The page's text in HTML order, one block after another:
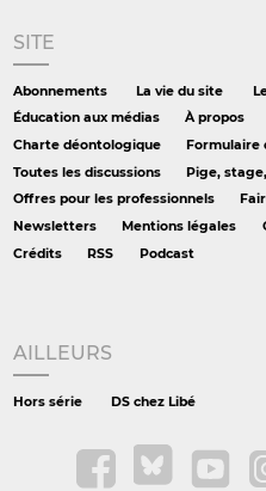
SITE
Abonnements La vie du site
Éducation aux médias
À propos
Charte déontologique
Formulaire
Toutes les discussions
Pige,
Offres pour les professionnels
Newsletters
Mentions légales
Crédits
RSS Podcast
AILLEURS
Hors série DS chez Libé